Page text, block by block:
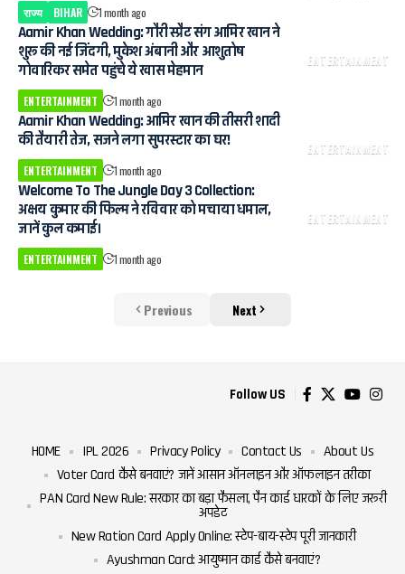
राज्य BIHAR 1 month ago
ENTERTAINMENT
Aamir Khan Wedding: गौरी स्प्रैट संग आमिर खान ने
शुरू की नई जिंदगी, मुकेश अंबानी और आशुतोष
गोवारिकर समेत पहुंचे ये खास मेहमान
ENTERTAINMENT 1 month ago
ENTERTAINMENT
Aamir Khan Wedding: आमिर खान की तीसरी शादी
की तैयारी तेज, सजने लगा सुपरस्टार का घर!
ENTERTAINMENT 1 month ago
ENTERTAINMENT
Welcome To The Jungle Day 3 Collection:
अक्षय कुमार की फिल्म ने रविवार को मचाया धमाल,
जानें कुल कमाई।
ENTERTAINMENT 1 month ago
Previous Next
Follow US
HOME IPL 2026 Privacy Policy Contact Us
About Us
Voter Card कैसे बनवाएं? जानें आसान ऑनलाइन और ऑफलाइन तरीका
PAN Card New Rule: सरकार का बड़ा फैसला, पैन कार्ड धारकों के लिए जरूरी
अपडेट
New Ration Card Apply Online: स्टेप-बाय-स्टेप पूरी जानकारी
Ayushman Card: आयुष्मान कार्ड कैसे बनवाएं?